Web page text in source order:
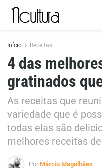
Início Receitas
4 das
gratinados
As receitas que
variedade que é
todas elas são
melhores receitas
Por Márcio Magalhães